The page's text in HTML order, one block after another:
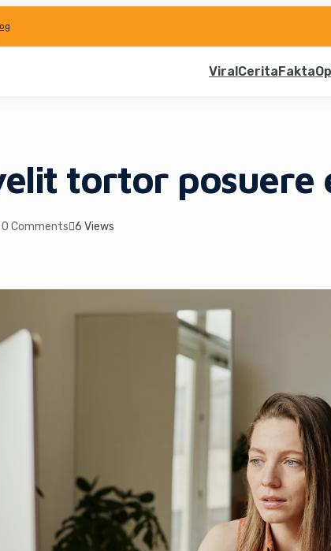
ViralCeritaFakta
tortor posuere
0 Comments 6 Views